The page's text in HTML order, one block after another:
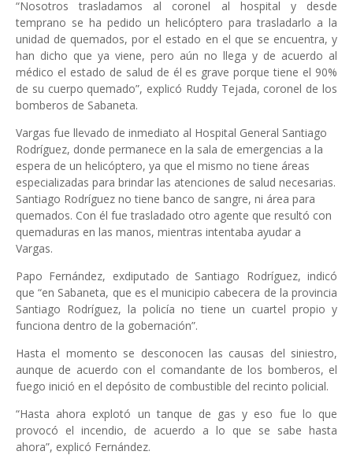
“Nosotros trasladamos al coronel al hospital y desde
temprano se ha pedido un helicóptero para trasladarlo a la
unidad de quemados, por el estado en el que se encuentra, y
han dicho que ya viene, pero aún no llega y de acuerdo al
médico el estado de salud de él es grave porque tiene el 90%
de su cuerpo quemado”, explicó Ruddy Tejada, coronel de los
bomberos de Sabaneta.
Vargas fue llevado de inmediato al Hospital General Santiago
Rodríguez, donde permanece en la sala de emergencias a la
espera de un helicóptero, ya que el mismo no tiene áreas
especializadas para brindar las atenciones de salud necesarias.
Santiago Rodríguez no tiene banco de sangre, ni área para
quemados. Con él fue trasladado otro agente que resultó con
quemaduras en las manos, mientras intentaba ayudar a
Vargas.
Papo Fernández, exdiputado de Santiago Rodríguez, indicó
que “en Sabaneta, que es el municipio cabecera de la provincia
Santiago Rodríguez, la policía no tiene un cuartel propio y
funciona dentro de la gobernación”.
Hasta el momento se desconocen las causas del siniestro,
aunque de acuerdo con el comandante de los bomberos, el
fuego inició en el depósito de combustible del recinto policial.
“Hasta ahora explotó un tanque de gas y eso fue lo que
provocó el incendio, de acuerdo a lo que se sabe hasta
ahora”, explicó Fernández.